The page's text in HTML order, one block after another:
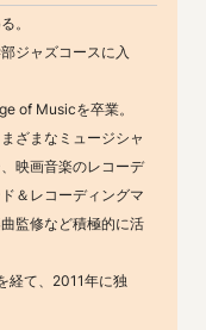
。
ジャズコースに入
of Musicを卒業。
ざまなミュージシャ
映画音楽のレコーデ
＆レコーディングマ
監修など積極的に活
経て、2011年に独